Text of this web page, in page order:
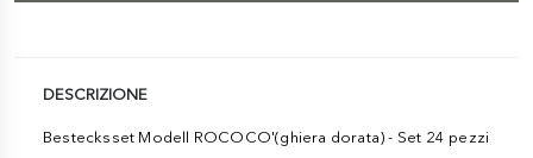
DESCRIZIONE
Bestecksset Modell ROCOCO'(ghiera dorata) - Set 24 pezzi